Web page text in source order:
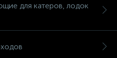
для катеров, лодок